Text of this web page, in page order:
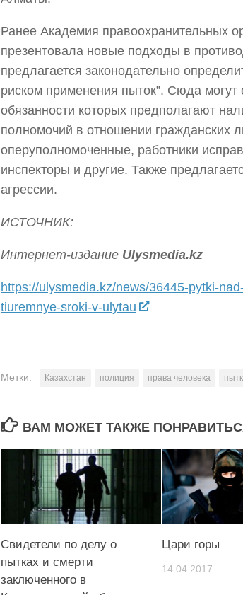
Ранее Академия правоохранительных
презентовала новые подходы в
предлагается законодательно
риском применения пыток”. Сюда
обязанности которых предполагают
полномочий в отношении гражданских
оперуполномоченные, работники
инспекторы и другие. Также
агрессии.
ИСТОЧНИК:
Интернет-издание Ulysmedia.kz
https://ulysmedia.kz/news/36445-pytki-
tiuremnye-sroki-v-ulytau
Метки: Казахстан полиция права человека
ВАМ МОЖЕТ ТАКЖЕ
Свидетели по делу о
пытках и смерти
заключенного в
Цари горы
14.04.2017